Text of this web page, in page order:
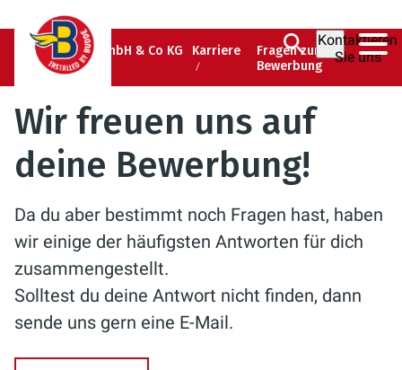
Kontaktieren
Sie uns
Albert Budde GmbH & Co KG Karriere
Fragen zur
Bewerbung
Wir freuen uns auf
deine Bewerbung!
Da du aber bestimmt noch Fragen hast, haben
wir einige der häufigsten Antworten für dich
zusammengestellt.
Solltest du deine Antwort nicht finden, dann
sende uns gern eine E-Mail.